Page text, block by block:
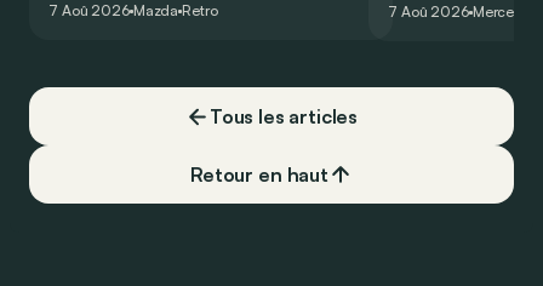
de la plus belle des manières…
7 Aoû 2026 Mazda Retro
moins…
7 Aoû 2026 Mercedes
Tous les articles
Retour en haut